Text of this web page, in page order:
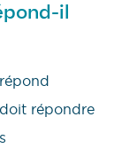
il
répondre